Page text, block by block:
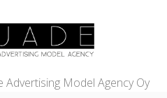
Advertising Model Agency Oy